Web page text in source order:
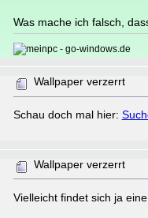
Was mache ich falsch,
Wallpaper verzerrt
Schau doch mal hier:
Wallpaper verzerrt
Vielleicht findet sich ja